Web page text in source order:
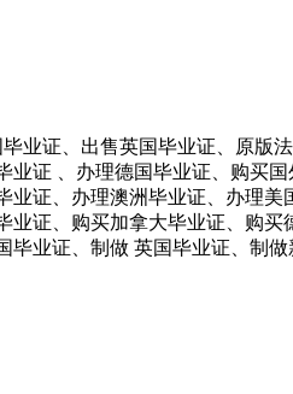
业证、出售英国毕业证、原版
证 、办理德国毕业证、购买
证、办理澳洲毕业证、办理美
证、购买加拿大毕业证、购买
业证、制做 英国毕业证、制做